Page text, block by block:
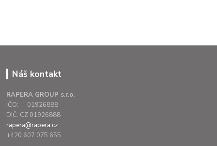
Náš kontakt
RAPERA GROUP s.r.o.
IČO: 01926888
DIČ: CZ 01926888
rapera@rapera.cz
+420 607 075 655